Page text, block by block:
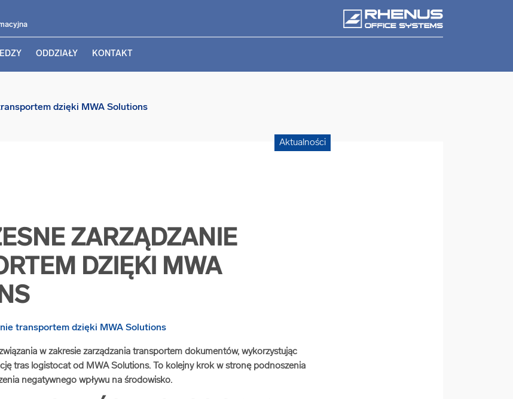
ODDZIAŁY KONTAKT
dzięki MWA Solutions
Aktualności
ZARZĄDZANIE
DZIĘKI MWA
w zakresie zarządzania transportem dokumentów, wykorzystując
tras logistocat od MWA Solutions. To kolejny krok w stronę podnoszenia
negatywnego wpływu na środowisko.